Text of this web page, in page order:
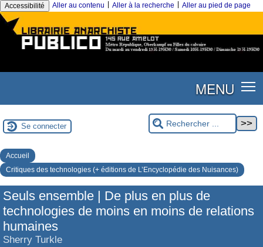
Accessibilité Aller au contenu Aller à la recherche Aller au pied de page
MENU
Se connecter
Accueil
Critiques des technologies (+ éditions de L’Encyclopédie des Nuisances)
Seuls ensemble | De plus en plus de
technologies de moins en moins de relations
humaines
Sherry Turkle